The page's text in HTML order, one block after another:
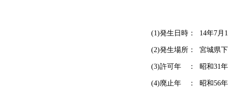
(1)発生日時： 14年7
(2)発生場所： 宮城県
(3)許可年 ： 昭和31年
(4)廃止年 ： 昭和56年